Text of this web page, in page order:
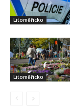
Litoměřicko
Litoměřicko